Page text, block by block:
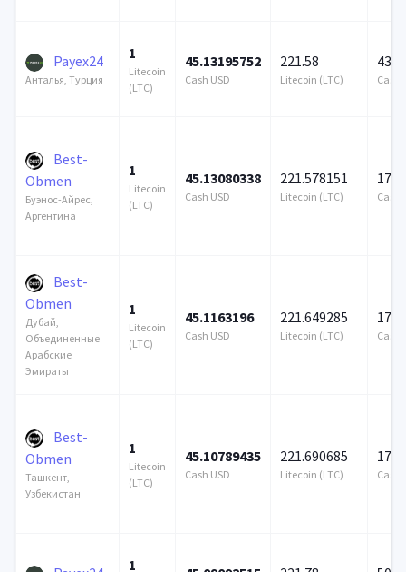
Payex24
Анталья, Турция
1
Litecoin
(LTC)
45.13195752
Cash USD
221.58
Litecoin (LTC)
436
Cash
Best-
Obmen
Буэнос-Айрес,
Аргентина
1
Litecoin
(LTC)
45.13080338
Cash USD
221.578151
Litecoin (LTC)
172
Cash
Best-
Obmen
Дубай,
Объединенные
Арабские
Эмираты
1
Litecoin
(LTC)
45.1163196
Cash USD
221.649285
Litecoin (LTC)
172
Cash
Best-
Obmen
Ташкент,
Узбекистан
1
Litecoin
(LTC)
45.10789435
Cash USD
221.690685
Litecoin (LTC)
172
Cash
1